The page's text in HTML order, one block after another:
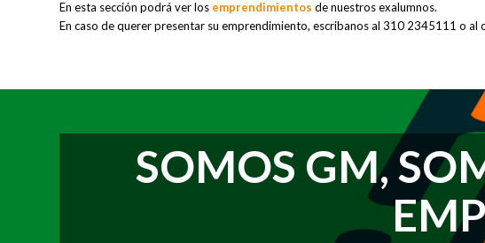
En esta sección podrá ver los emprendimientos de nuestros exalumnos.
En caso de querer presentar su emprendimiento, escribanos al 310 2345111 o al
SOMOS GM,